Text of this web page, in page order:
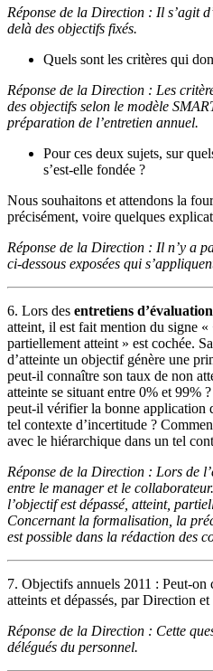
Réponse de la Direction : Il s’agit
delà des objectifs fixés.
Quels sont les critères qui
Réponse de la Direction : Les
des objectifs selon le modèle
préparation de l’entretien annuel.
Pour ces deux sujets, sur
s’est-elle fondée ?
Nous souhaitons et attendons la
précisément, voire quelques
Réponse de la Direction : Il n’y a
ci-dessous exposées qui
6. Lors des entretiens d’évaluation
atteint, il est fait mention du signe «
partiellement atteint » est cochée.
d’atteinte un objectif génère une
peut-il connaître son taux de non
atteinte se situant entre 0% et 99%
peut-il vérifier la bonne application
tel contexte d’incertitude ?
avec le hiérarchique dans un tel
Réponse de la Direction : Lors de
entre le manager et le
l’objectif est dépassé, atteint,
Concernant la formalisation, la
est possible dans la rédaction des
7. Objectifs annuels 2011 : Peut-
atteints et dépassés, par Direction
Réponse de la Direction : Cette
délégués du personnel.